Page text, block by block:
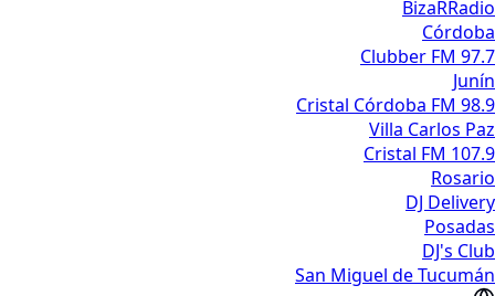
BizaRRadio
Córdoba
Clubber FM 97.7
Junín
Cristal Córdoba FM 98.9
Villa Carlos Paz
Cristal FM 107.9
Rosario
DJ Delivery
Posadas
DJ's Club
San Miguel de Tucumán